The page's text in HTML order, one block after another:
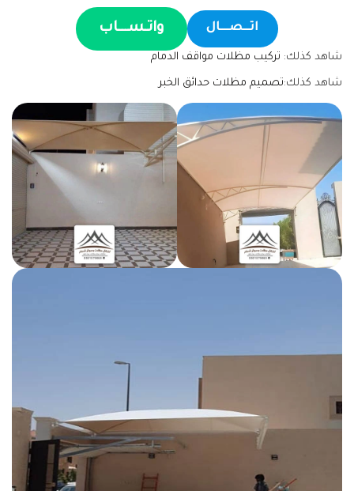
اتـــصــــال واتـســـاب
شاهد كذلك: تركيب مظلات مواقف الدمام
شاهد كذلك:تصميم مظلات حدائق الخبر